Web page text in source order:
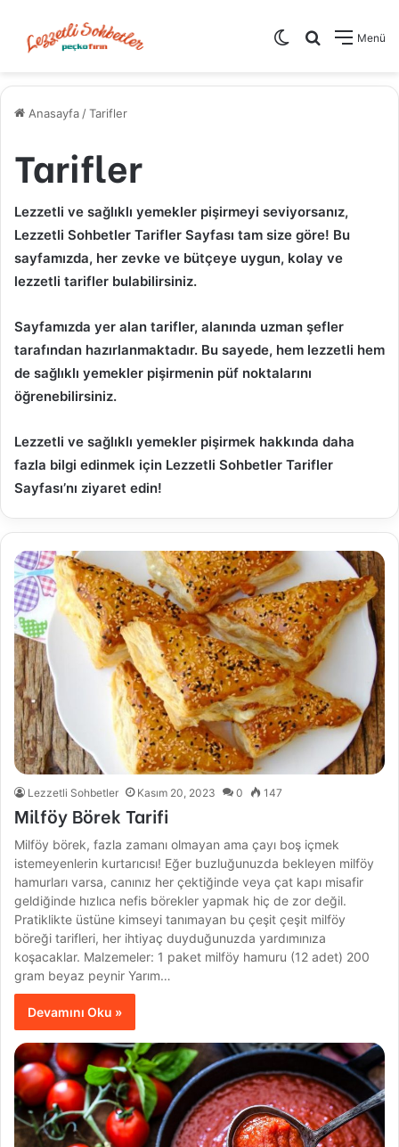
Menü
Arama yap
Dış görünümü
Anasayfa/Tarifler
Tarifler
Lezzetli ve sağlıklı yemekler pişirmeyi seviyorsanız,
Lezzetli Sohbetler Tarifler Sayfası tam size göre! Bu
sayfamızda, her zevke ve bütçeye uygun, kolay ve
lezzetli tarifler bulabilirsiniz.
Sayfamızda yer alan tarifler, alanında uzman şefler
tarafından hazırlanmaktadır. Bu sayede, hem lezzetli hem
de sağlıklı yemekler pişirmenin püf noktalarını
öğrenebilirsiniz.
Lezzetli ve sağlıklı yemekler pişirmek hakkında daha
fazla bilgi edinmek için Lezzetli Sohbetler Tarifler
Sayfası’nı ziyaret edin!
Lezzetli Sohbetler Kasım 20, 2023 0 147
Milföy Börek Tarifi
Milföy börek, fazla zamanı olmayan ama çayı boş içmek
istemeyenlerin kurtarıcısı! Eğer buzluğunuzda bekleyen milföy
hamurları varsa, canınız her çektiğinde veya çat kapı misafir
geldiğinde hızlıca nefis börekler yapmak hiç de zor değil.
Pratiklikte üstüne kimseyi tanımayan bu çeşit çeşit milföy
böreği tarifleri, her ihtiyaç duyduğunuzda yardımınıza
koşacaklar. Malzemeler: 1 paket milföy hamuru (12 adet) 200
gram beyaz peynir Yarım…
Devamını Oku »